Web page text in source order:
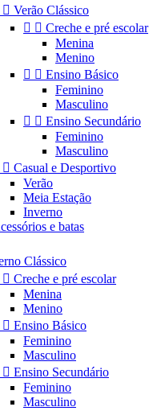
 Verão Clássico
  Creche e pré escolar
Menina
Menino
  Ensino Básico
Feminino
Masculino
  Ensino Secundário
Feminino
Masculino
 Casual e Desportivo
Verão
Meia Estação
Inverno
e batas
Clássico
 Creche e pré escolar
Menina
Menino
 Ensino Básico
Feminino
Masculino
 Ensino Secundário
Feminino
Masculino